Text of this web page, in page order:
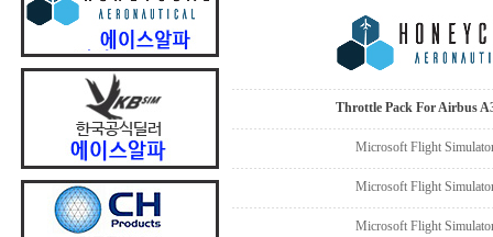
Throttle Pack For Airbus
Microsoft Flight
Microsoft Flight
Microsoft Flight